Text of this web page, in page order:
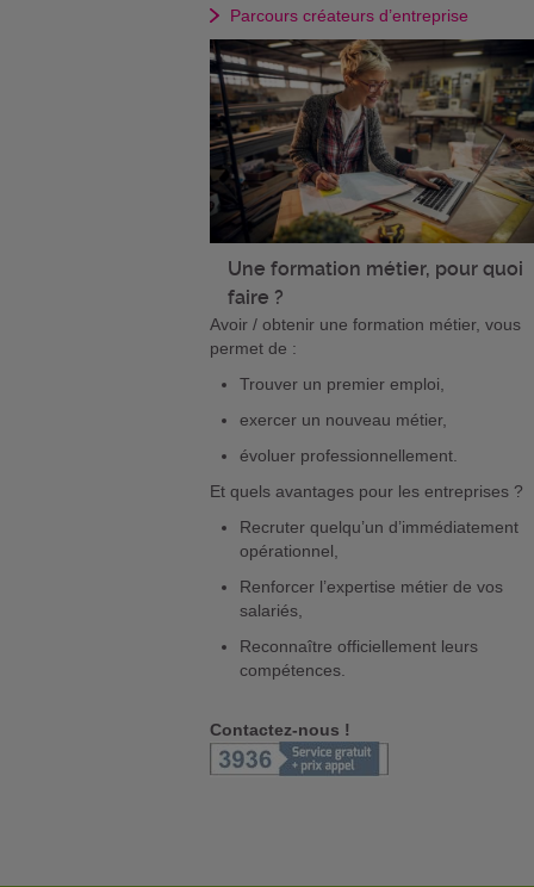
Parcours créateurs d’entreprise
Une formation métier, pour quoi
faire ?
Avoir / obtenir une formation métier, vous
permet de :
Trouver un premier emploi,
exercer un nouveau métier,
évoluer professionnellement.
Et quels avantages pour les entreprises ?
Recruter quelqu’un d’immédiatement
opérationnel,
Renforcer l’expertise métier de vos
salariés,
Reconnaître officiellement leurs
compétences.
Contactez-nous !